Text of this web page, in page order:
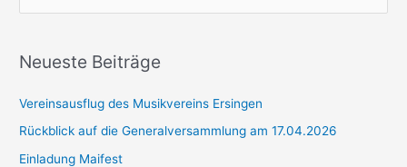
h
n
n
a
Neueste Beiträge
Vereinsausflug des Musikvereins Ersingen
Rückblick auf die Generalversammlung am 17.04.2026
Einladung Maifest